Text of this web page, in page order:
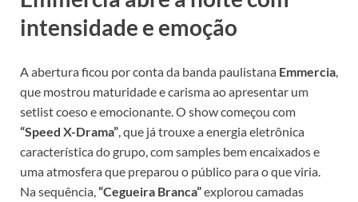
intensidade e emoção
A abertura ficou por conta da banda paulistana Emmercia,
que mostrou maturidade e carisma ao apresentar um
setlist coeso e emocionante. O show começou com
“Speed X-Drama”, que já trouxe a energia eletrônica
característica do grupo, com samples bem encaixados e
uma atmosfera que preparou o público para o que viria.
Na sequência,“Cegueira Branca”explorou camadas